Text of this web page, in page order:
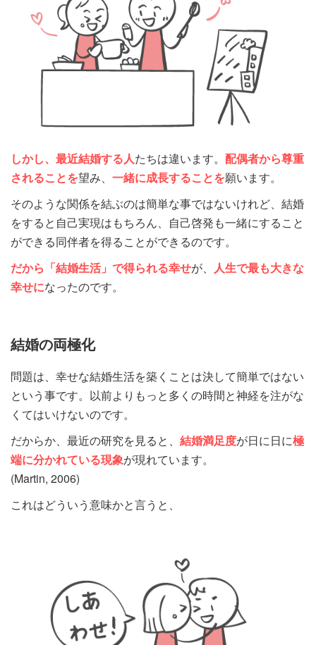
しかし、最近結婚する人たちは違います。 配偶者から尊重
されることを望み、 一緒に成長することを願います。
そのような関係を結ぶのは簡単な事ではないけれど、結婚
をすると自己実現はもちろん、自己啓発も一緒にすること
ができる同伴者を得ることができるのです。
だから「結婚生活」 で得られる幸せが、 人生で最も大きな
幸せになったのです。
結婚の両極化
問題は、幸せな結婚生活を築くことは決して簡単ではない
という事です。以前よりもっと多くの時間と神経を注がな
くてはいけないのです。
だからか、最近の研究を見ると、 結婚満足度が日に日に極
端に分かれている現象が現れています。
(Martin, 2006)
これはどういう意味かと言うと、